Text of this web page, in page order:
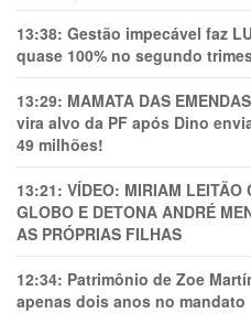
13:38: Gestão impecável faz
quase 100% no segundo
13:29: MAMATA DAS
vira alvo da PF após Dino
49 milhões!
13:21: VÍDEO: MIRIAM LEITÃO
GLOBO E DETONA ANDRÉ
AS PRÓPRIAS FILHAS
12:34: Patrimônio de Zoe
apenas dois anos no mandato